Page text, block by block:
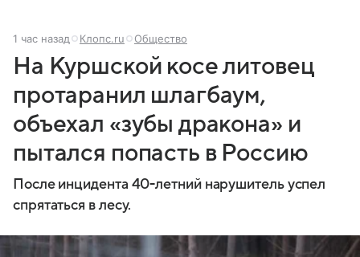
1 час назад Клопс.ru Общество
На Куршской косе литовец
протаранил шлагбаум,
объехал «зубы дракона» и
пытался попасть в Россию
После инцидента 40-летний нарушитель успел
спрятаться в лесу.